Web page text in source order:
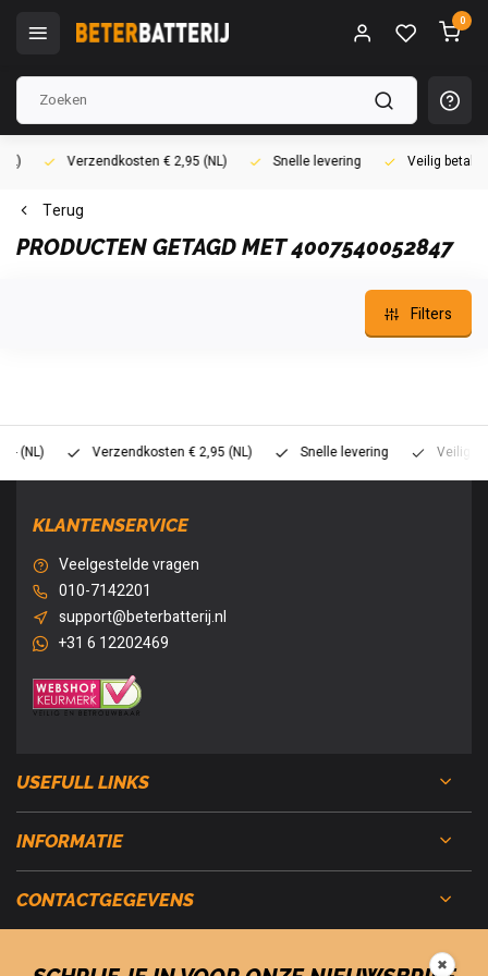
0
Verzendkosten € 2,95 (NL) Snelle levering Veilig betalen
Terug
PRODUCTEN GETAGD MET 4007540052847
Filters
Verzendkosten € 2,95 (NL) Snelle levering Veilig
KLANTENSERVICE
Veelgestelde vragen
010-7142201
support@beterbatterij.nl
+31 6 12202469
USEFULL LINKS
INFORMATIE
CONTACTGEGEVENS
✖